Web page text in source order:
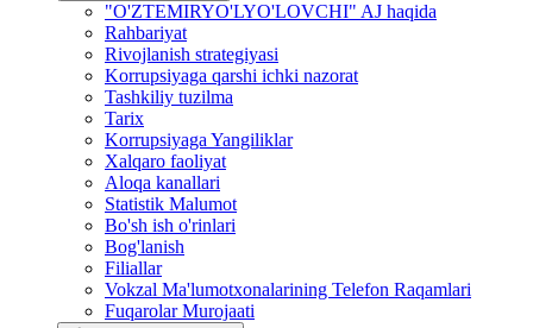
"O'ZTEMIRYO'LYO'LOVCHI" AJ haqida
Rahbariyat
Rivojlanish strategiyasi
Korrupsiyaga qarshi ichki nazorat
Tashkiliy tuzilma
Tarix
Korrupsiyaga Yangiliklar
Xalqaro faoliyat
Aloqa kanallari
Statistik Malumot
Bo'sh ish o'rinlari
Bog'lanish
Filiallar
Vokzal Ma'lumotxonalarining Telefon Raqamlari
Fuqarolar Murojaati